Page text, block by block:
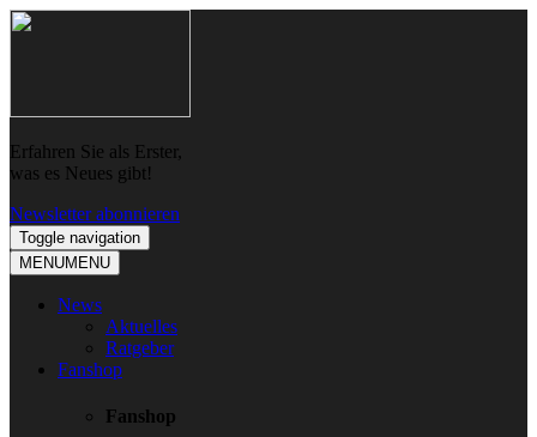
Skip
Skip
Erfahren Sie als Erster,
was es Neues gibt!
Newsletter abonnieren
Toggle navigation
MENUMENU
News
Aktuelles
Ratgeber
Fanshop
Fanshop